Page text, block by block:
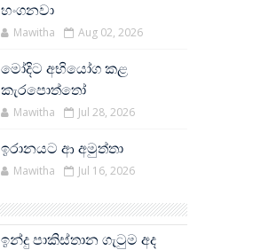
හංගනවා
Mawitha Aug 02, 2026
මෝදිට අභියෝග කළ
කැරපොත්තෝ
Mawitha Jul 28, 2026
ඉරානයට ආ අමුත්තා
Mawitha Jul 16, 2026
ඉන්දු පාකිස්තාන ගැටුම අද